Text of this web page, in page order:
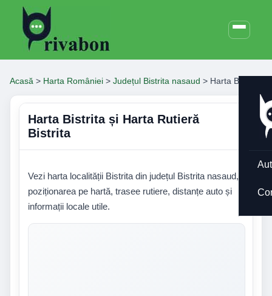
Acasă > Harta României > Județul Bistrita nasaud > Harta Bistrita
Harta Bistrita și Harta Rutieră
Bistrita
Vezi harta localității Bistrita din județul Bistrita nasaud,
poziționarea pe hartă, trasee rutiere, distanțe auto și
informații locale utile.